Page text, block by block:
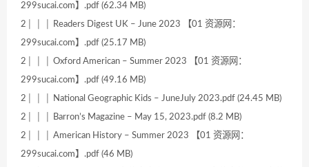
299sucai.com】.pdf (62.34 MB)
2│ │ │ Readers Digest UK – June 2023 【01 资源网：
299sucai.com】.pdf (25.17 MB)
2│ │ │ Oxford American – Summer 2023 【01 资源网：
299sucai.com】.pdf (49.16 MB)
2│ │ │ National Geographic Kids – JuneJuly 2023.pdf (24.45 MB)
2│ │ │ Barron’s Magazine – May 15, 2023.pdf (8.2 MB)
2│ │ │ American History – Summer 2023 【01 资源网：
299sucai.com】.pdf (46 MB)